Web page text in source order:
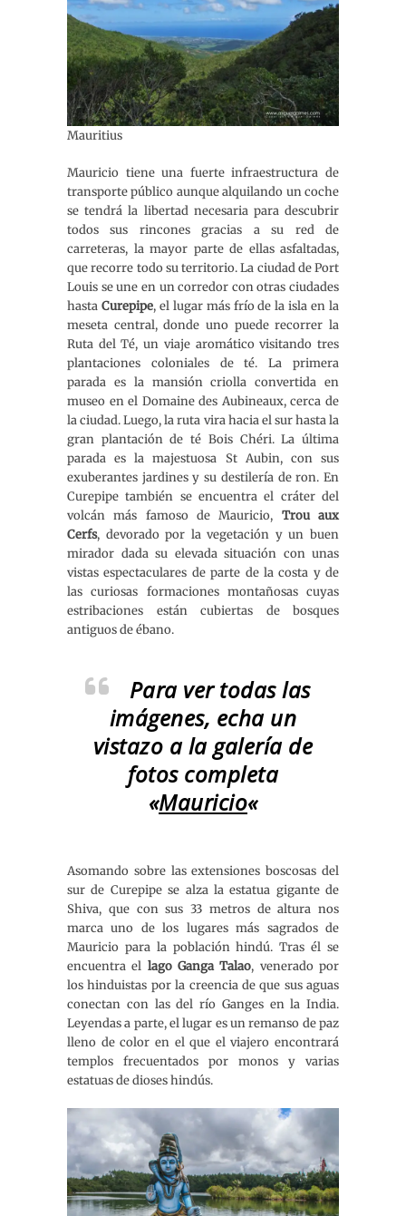
Mauritius
Mauricio tiene una fuerte infraestructura de
transporte público aunque alquilando un coche
se tendrá la libertad necesaria para descubrir
todos sus rincones gracias a su red de
carreteras, la mayor parte de ellas asfaltadas,
que recorre todo su territorio. La ciudad de Port
Louis se une en un corredor con otras ciudades
hasta Curepipe, el lugar más frío de la isla en la
meseta central, donde uno puede recorrer la
Ruta del Té, un viaje aromático visitando tres
plantaciones coloniales de té. La primera
parada es la mansión criolla convertida en
museo en el Domaine des Aubineaux, cerca de
la ciudad. Luego, la ruta vira hacia el sur hasta la
gran plantación de té Bois Chéri. La última
parada es la majestuosa St Aubin, con sus
exuberantes jardines y su destilería de ron. En
Curepipe también se encuentra el cráter del
volcán más famoso de Mauricio, Trou aux
Cerfs, devorado por la vegetación y un buen
mirador dada su elevada situación con unas
vistas espectaculares de parte de la costa y de
las curiosas formaciones montañosas cuyas
estribaciones están cubiertas de bosques
antiguos de ébano.
Para ver todas las
imágenes, echa un
vistazo a la galería de
fotos completa
«Mauricio«
Asomando sobre las extensiones boscosas del
sur de Curepipe se alza la estatua gigante de
Shiva, que con sus 33 metros de altura nos
marca uno de los lugares más sagrados de
Mauricio para la población hindú. Tras él se
encuentra el lago Ganga Talao, venerado por
los hinduistas por la creencia de que sus aguas
conectan con las del río Ganges en la India.
Leyendas a parte, el lugar es un remanso de paz
lleno de color en el que el viajero encontrará
templos frecuentados por monos y varias
estatuas de dioses hindús.